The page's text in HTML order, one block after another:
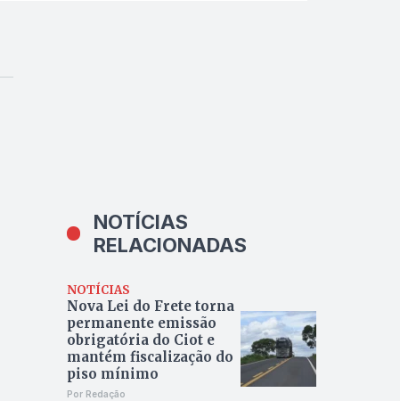
NOTÍCIAS
RELACIONADAS
NOTÍCIAS
Nova Lei do Frete torna
permanente emissão
obrigatória do Ciot e
mantém fiscalização do
piso mínimo
Por Redação